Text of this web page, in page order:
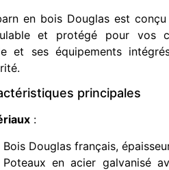
en bois Douglas est
et protégé pour vos
et ses équipements
principales
:
Bois Douglas français,
Poteaux en acier galvanisé